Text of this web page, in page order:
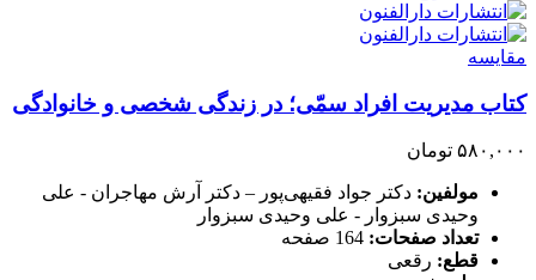
مقایسه
کتاب مدیریت افراد سمّی؛ در زندگی شخصی و خانوادگی
۵۸۰,۰۰۰ تومان
مولفین: دکتر جواد فقیهی‌پور – دکتر آرش مهاجران - علی
وحیدی سبزوار - علی وحیدی سبزوار
تعداد صفحات:
قطع: رقعی